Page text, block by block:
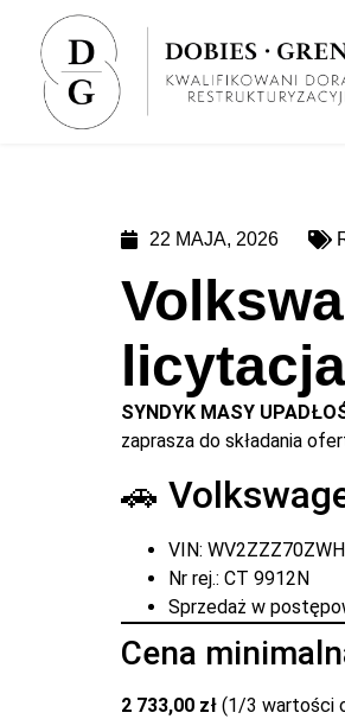
22 MAJA, 2026
SYNDYK MASY
zaprasza do składania
🚗
VIN:
Nr rej.: CT 9912N
Sprzedaż w
Cena
2 733,00 zł (1/3 wartości